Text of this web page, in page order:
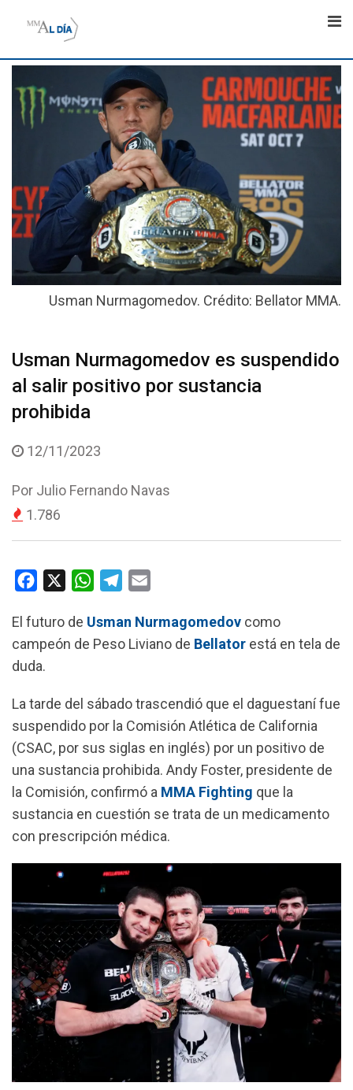
Usman Nurmagomedov. Crédito: Bellator MMA.
Usman Nurmagomedov es suspendido
al salir positivo por sustancia
prohibida
12/11/2023
Por Julio Fernando Navas
1.786
c
e
b
o
k
W
a
t
p
p
l
e
a
m
a
i
El futuro de Usman Nurmagomedov como
campeón de Peso Liviano de Bellator está en tela de
duda.
La tarde del sábado trascendió que el daguestaní fue
suspendido por la Comisión Atlética de California
(CSAC, por sus siglas en inglés) por un positivo de
una sustancia prohibida. Andy Foster, presidente de
la Comisión, confirmó a MMA Fighting que la
sustancia en cuestión se trata de un medicamento
con prescripción médica.